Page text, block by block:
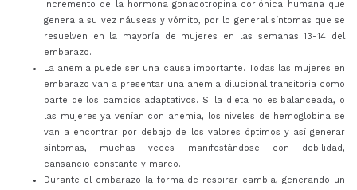
incremento de la hormona gonadotropina coriónica humana que
genera a su vez náuseas y vómito, por lo general síntomas que se
resuelven en la mayoría de mujeres en las semanas 13-14 del
embarazo.
La anemia puede ser una causa importante. Todas las mujeres en
embarazo van a presentar una anemia dilucional transitoria como
parte de los cambios adaptativos. Si la dieta no es balanceada, o
las mujeres ya venían con anemia, los niveles de hemoglobina se
van a encontrar por debajo de los valores óptimos y así generar
síntomas, muchas veces manifestándose con debilidad,
cansancio constante y mareo.
Durante el embarazo la forma de respirar cambia, generando un